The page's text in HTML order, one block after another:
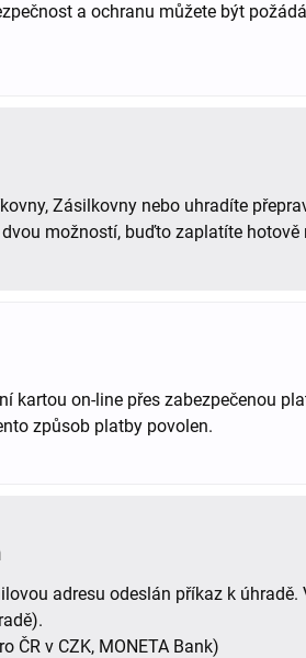
a ochranu můžete být
Zásilkovny nebo uhradíte
možností, buďto zaplatíte
kartou on-line přes zabezpečenou
způsob platby povolen.
adresu odeslán příkaz k
ČR v CZK, MONETA Bank)